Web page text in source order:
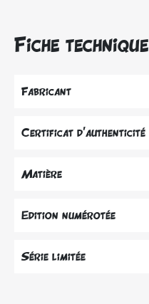
Fiche technique
Fabricant
Certificat d’authenticité
Matière
Edition numérotée
Série limitée